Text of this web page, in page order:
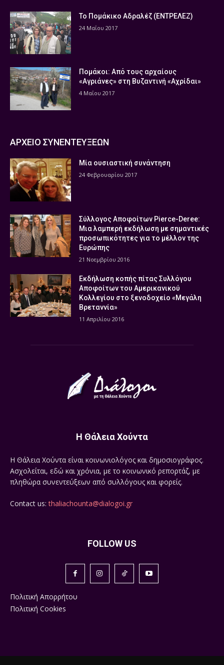
Το Πομάκικο Αδραλέζ (ΕΝΤΡΕΛΕΖ)
24 Μαΐου 2017
Πομάκοι: Από τους αρχαίους
«Αγριάνες» στη Βυζαντινή «Αχρίδαι»
4 Μαΐου 2017
ΑΡΧΕΙΟ ΣΥΝΕΝΤΕΥΞΕΩΝ
Μία ουσιαστική συνάντηση
24 Φεβρουαρίου 2017
Σύλλογος Αποφοίτων Pierce-Deree:
Μια λαμπερή εκδήλωση με σημαντικές
προσωπικότητες για το μέλλον της
Ευρώπης
21 Νοεμβρίου 2016
Εκδήλωση κοπής πίτας Συλλόγου
Αποφοίτων του Αμερικανικού
Κολλεγίου στο ξενοδοχείο «Μεγάλη
Βρεταννία»
11 Απριλίου 2016
Η Θάλεια Χούντα
Η Θάλεια Χούντα είναι κοινωνιολόγος και δημοσιογράφος.
Ασχολείται, εδώ και χρόνια, με το κοινωνικό ρεπορτάζ, με
πληθώρα συνεντεύξεων από συλλόγους και φορείς.
Contact us:thaliachounta@dialogoi.gr
FOLLOW US
Πολιτική Απορρήτου
Πολιτική Cookies